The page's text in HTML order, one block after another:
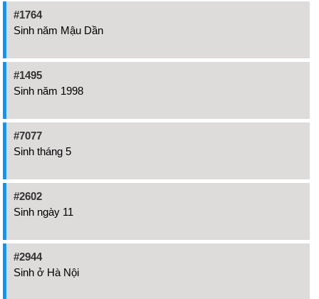
#1764
Sinh năm Mậu Dần
#1495
Sinh năm 1998
#7077
Sinh tháng 5
#2602
Sinh ngày 11
#2944
Sinh ở Hà Nội